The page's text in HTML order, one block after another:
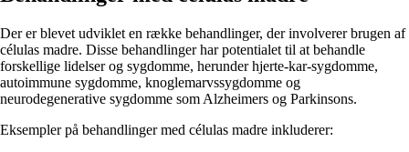
Der er blevet udviklet en række behandlinger, der involverer brugen af ​​
células madre. Disse behandlinger har potentialet til at behandle
forskellige lidelser og sygdomme, herunder hjerte-kar-sygdomme,
autoimmune sygdomme, knoglemarvssygdomme og
neurodegenerative sygdomme som Alzheimers og Parkinsons.
Eksempler på behandlinger med células madre inkluderer: